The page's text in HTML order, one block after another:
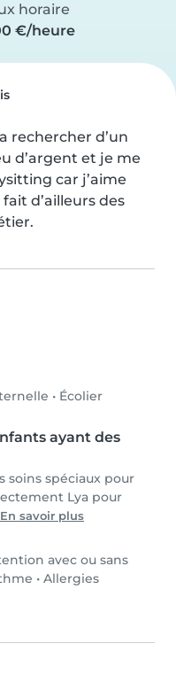
horaire
€/heure
rechercher d’un
d’argent et je me
car j’aime
d’ailleurs des
• Écolier
ayant des
soins spéciaux pour
Lya pour
En savoir plus
avec ou sans
• Allergies